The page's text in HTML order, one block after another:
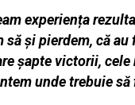
experiența
să și pierdem, că
șapte victorii,
unde trebuie